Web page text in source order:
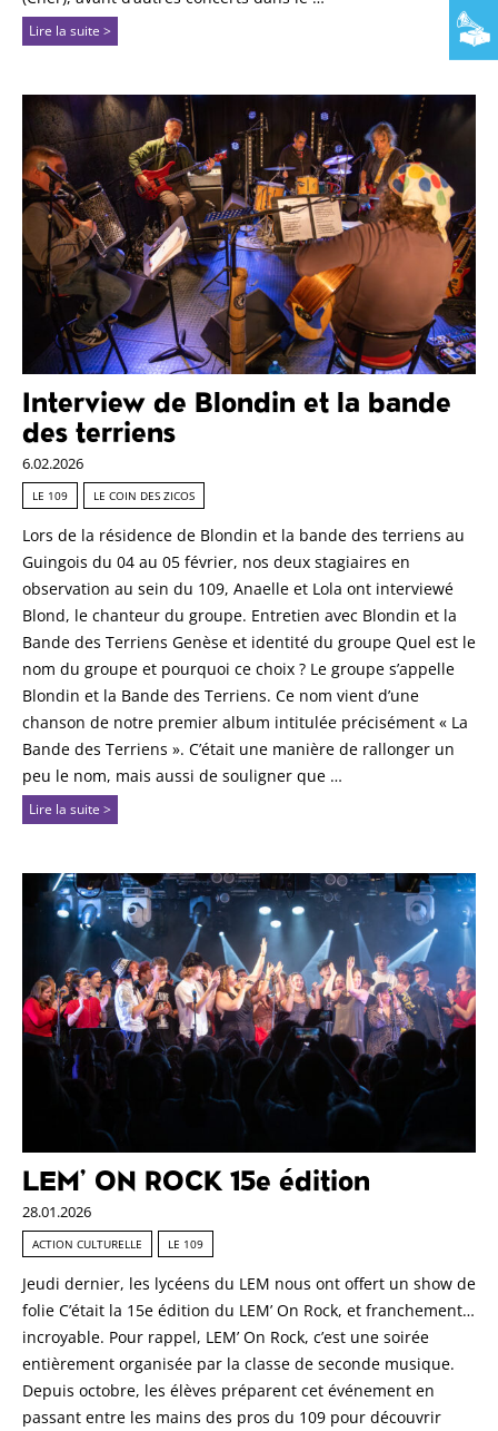
Lire la suite >
Interview de Blondin et la bande
des terriens
6.02.2026
LE 109 LE COIN DES ZICOS
Lors de la résidence de Blondin et la bande des terriens au
Guingois du 04 au 05 février, nos deux stagiaires en
observation au sein du 109, Anaelle et Lola ont interviewé
Blond, le chanteur du groupe. Entretien avec Blondin et la
Bande des Terriens Genèse et identité du groupe Quel est le
nom du groupe et pourquoi ce choix ? Le groupe s’appelle
Blondin et la Bande des Terriens. Ce nom vient d’une
chanson de notre premier album intitulée précisément « La
Bande des Terriens ». C’était une manière de rallonger un
peu le nom, mais aussi de souligner que …
Lire la suite >
LEM’ ON ROCK 15e édition
28.01.2026
ACTION CULTURELLE LE 109
Jeudi dernier, les lycéens du LEM nous ont offert un show de
folie C’était la 15e édition du LEM’ On Rock, et franchement…
incroyable. Pour rappel, LEM’ On Rock, c’est une soirée
entièrement organisée par la classe de seconde musique.
Depuis octobre, les élèves préparent cet événement en
passant entre les mains des pros du 109 pour découvrir